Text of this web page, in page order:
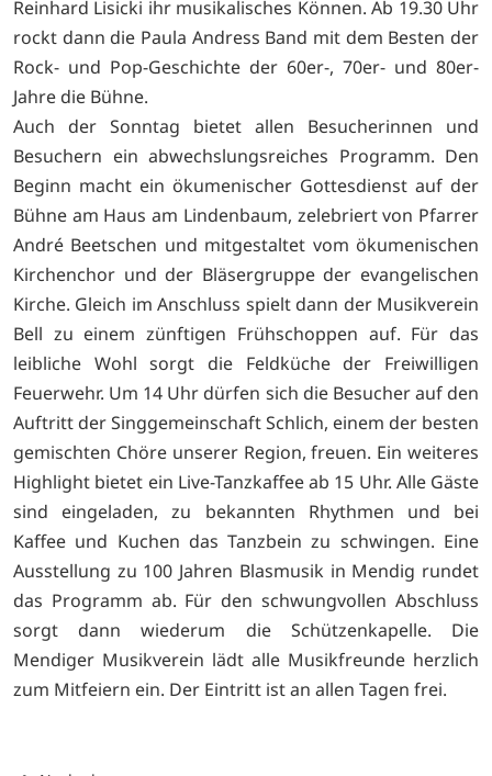
Reinhard Lisicki ihr musikalisches Können. Ab 19.30 Uhr
rockt dann die Paula Andress Band mit dem Besten der
Rock- und Pop-Geschichte der 60er-, 70er- und 80er-
Jahre die Bühne.
Auch der Sonntag bietet allen Besucherinnen und
Besuchern ein abwechslungsreiches Programm. Den
Beginn macht ein ökumenischer Gottesdienst auf der
Bühne am Haus am Lindenbaum, zelebriert von Pfarrer
André Beetschen und mitgestaltet vom ökumenischen
Kirchenchor und der Bläsergruppe der evangelischen
Kirche. Gleich im Anschluss spielt dann der Musikverein
Bell zu einem zünftigen Frühschoppen auf. Für das
leibliche Wohl sorgt die Feldküche der Freiwilligen
Feuerwehr. Um 14 Uhr dürfen sich die Besucher auf den
Auftritt der Singgemeinschaft Schlich, einem der besten
gemischten Chöre unserer Region, freuen. Ein weiteres
Highlight bietet ein Live-Tanzkaffee ab 15 Uhr. Alle Gäste
sind eingeladen, zu bekannten Rhythmen und bei
Kaffee und Kuchen das Tanzbein zu schwingen. Eine
Ausstellung zu 100 Jahren Blasmusik in Mendig rundet
das Programm ab. Für den schwungvollen Abschluss
sorgt dann wiederum die Schützenkapelle. Die
Mendiger Musikverein lädt alle Musikfreunde herzlich
zum Mitfeiern ein. Der Eintritt ist an allen Tagen frei.